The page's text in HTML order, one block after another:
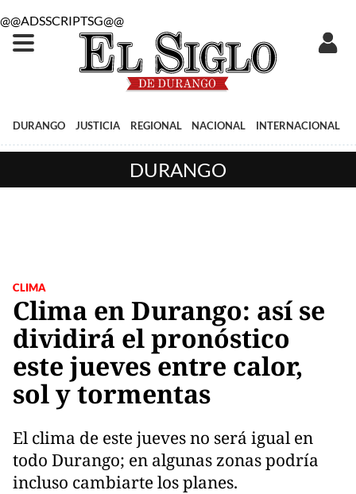
@@ADSSCRIPTSG@@
DURANGO JUSTICIA REGIONAL NACIONAL INTERNACIONAL
DURANGO
CLIMA
Clima en Durango: así se
dividirá el pronóstico
este jueves entre calor,
sol y tormentas
El clima de este jueves no será igual en
todo Durango; en algunas zonas podría
incluso cambiarte los planes.